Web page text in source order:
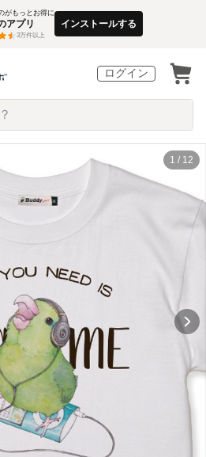
がもっとお得に
アプリ
3万件以上
インストールする
ログイン
1 / 12